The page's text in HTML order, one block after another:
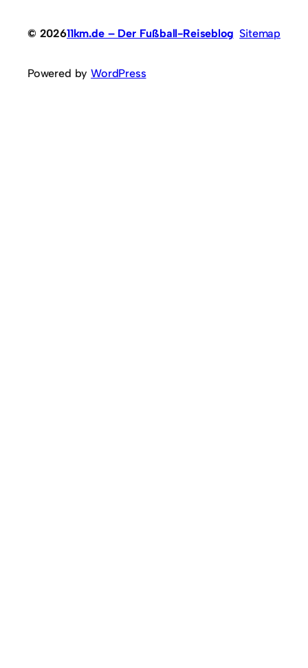
© 202611km.de – Der Fußball-Reiseblog Sitemap
Powered byWordPress